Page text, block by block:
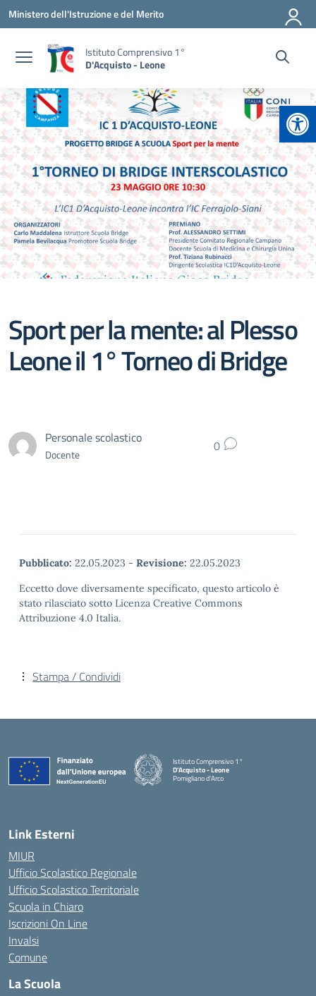
Vai ai contenuti
Vai al menu di navigazione
Vai al footer
Ministero dell'Istruzione e del Merito
Istituto Comprensivo 1°
D'Acquisto - Leone
Sport per la mente: al Plesso
Leone il 1° Torneo di Bridge
Personale scolastico
Docente 0
Pubblicato: 22.05.2023 - Revisione: 22.05.2023
Eccetto dove diversamente specificato, questo articolo è
stato rilasciato sotto Licenza Creative Commons
Attribuzione 4.0 Italia.
Stampa / Condividi
Istituto Comprensivo 1°
D'Acquisto - Leone
Pomigliano d'Arco
— Visita la pagina iniziale della scuola
Link Esterni
MIUR
Ufficio Scolastico Regionale
Ufficio Scolastico Territoriale
Scuola in Chiaro
Iscrizioni On Line
Invalsi
Comune
La Scuola